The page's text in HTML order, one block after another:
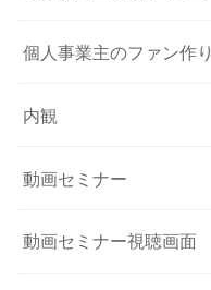
個人事業主のファン作り
内観
動画セミナー
動画セミナー視聴画面